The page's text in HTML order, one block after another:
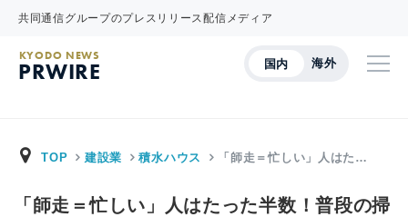
共同通信グループのプレスリリース配信メディア
国内 海外
KYODO NEWS
PRWIRE
TOP 建設業 積水ハウス 「師走＝忙しい」人はた…
「師走＝忙しい」人はたった半数！普段の掃